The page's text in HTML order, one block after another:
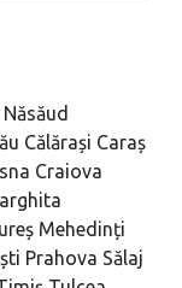
Călărași Caraș
Craiova
Mehedinți
Prahova Sălaj